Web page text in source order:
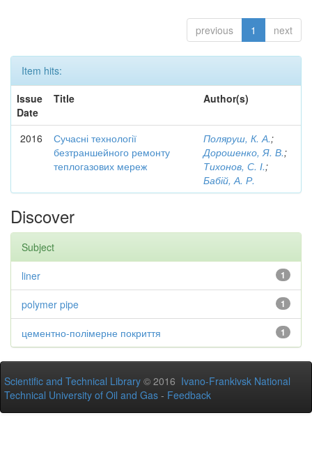
previous 1 next
Item hits:
Issue
Date
Title Author(s)
2016
Сучасні технології
безтраншейного ремонту
теплогазових мереж
Поляруш, К. А.;
Дорошенко, Я. В.;
Тихонов, С. І.;
Бабій, А. Р.
Discover
Subject
1
liner
1
polymer pipe
1
цементно-полімерне покриття
Scientific and Technical Library © 2016 Ivano-Frankivsk National
Technical University of Oil and Gas - Feedback